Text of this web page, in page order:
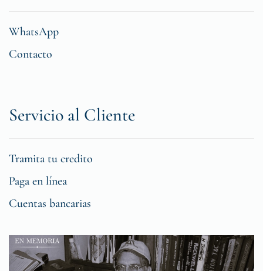
WhatsApp
Contacto
Servicio al Cliente
Tramita tu credito
Paga en línea
Cuentas bancarias